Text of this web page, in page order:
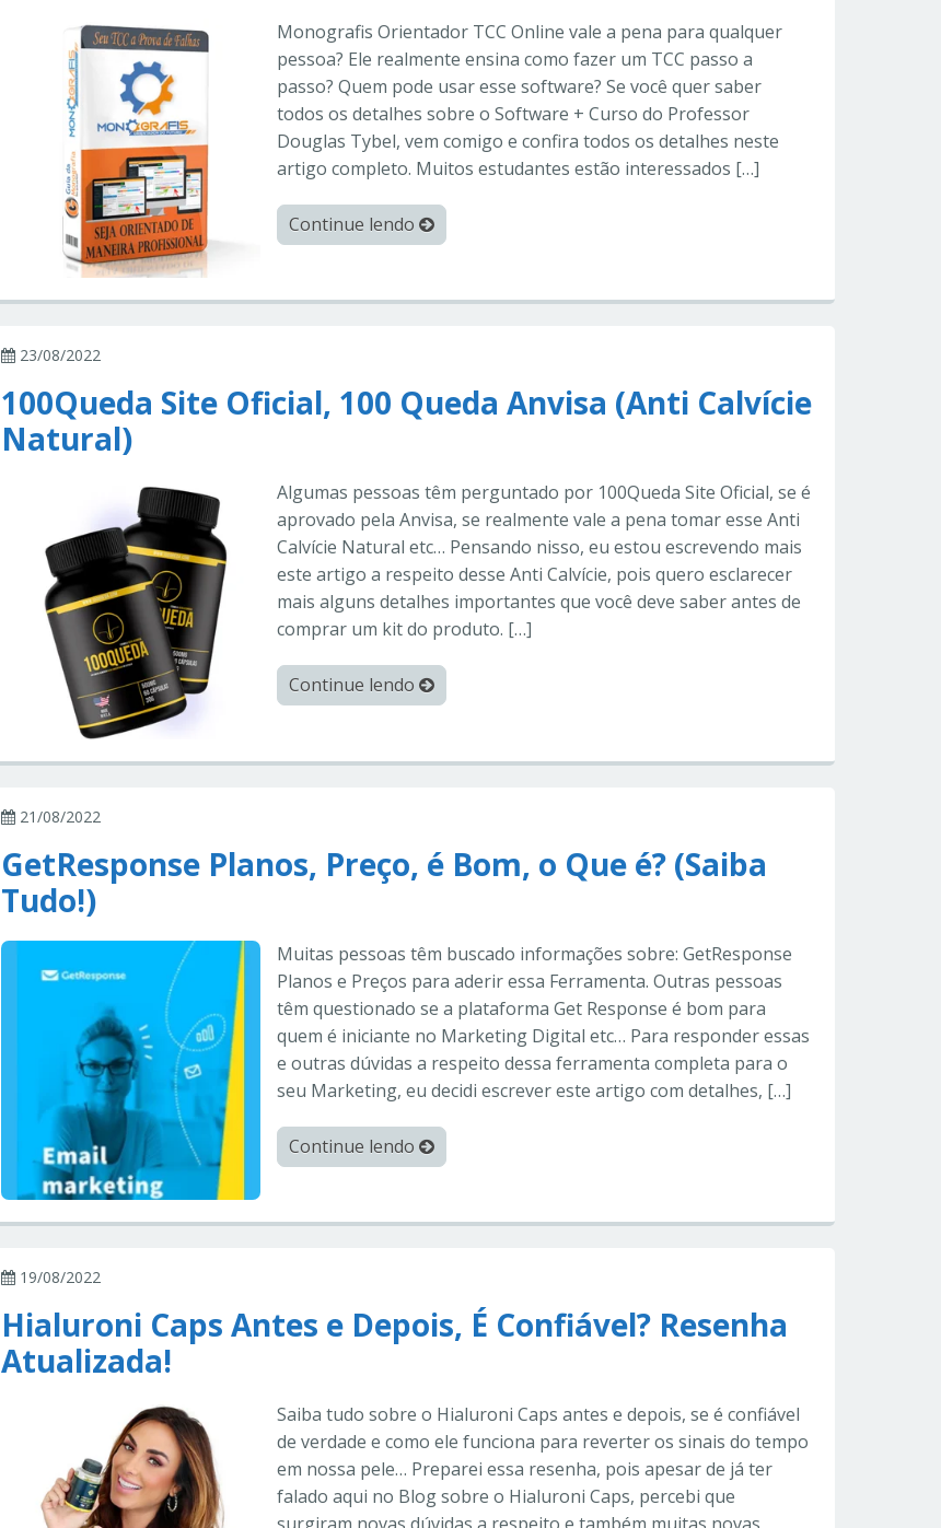
Monografis Orientador TCC Online vale a pena para qualquer
pessoa? Ele realmente ensina como fazer um TCC passo a
passo? Quem pode usar esse software? Se você quer saber
todos os detalhes sobre o Software + Curso do Professor
Douglas Tybel, vem comigo e confira todos os detalhes neste
artigo completo. Muitos estudantes estão interessados […]
Continue lendo
23/08/2022
100Queda Site Oficial, 100 Queda Anvisa (Anti Calvície
Natural)
Algumas pessoas têm perguntado por 100Queda Site Oficial, se é
aprovado pela Anvisa, se realmente vale a pena tomar esse Anti
Calvície Natural etc… Pensando nisso, eu estou escrevendo mais
este artigo a respeito desse Anti Calvície, pois quero esclarecer
mais alguns detalhes importantes que você deve saber antes de
comprar um kit do produto. […]
Continue lendo
21/08/2022
GetResponse Planos, Preço, é Bom, o Que é? (Saiba
Tudo!)
Muitas pessoas têm buscado informações sobre: GetResponse
Planos e Preços para aderir essa Ferramenta. Outras pessoas
têm questionado se a plataforma Get Response é bom para
quem é iniciante no Marketing Digital etc… Para responder essas
e outras dúvidas a respeito dessa ferramenta completa para o
seu Marketing, eu decidi escrever este artigo com detalhes, […]
Continue lendo
19/08/2022
Hialuroni Caps Antes e Depois, É Confiável? Resenha
Atualizada!
Saiba tudo sobre o Hialuroni Caps antes e depois, se é confiável
de verdade e como ele funciona para reverter os sinais do tempo
em nossa pele… Preparei essa resenha, pois apesar de já ter
falado aqui no Blog sobre o Hialuroni Caps, percebi que